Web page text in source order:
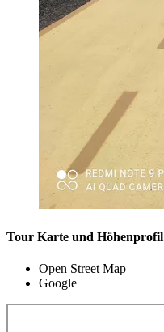
Tour Karte und Höhenprofil
Open Street Map
Google